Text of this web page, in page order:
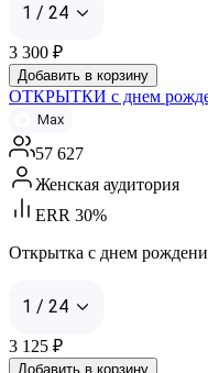
1 / 24
3 300 ₽
Добавить в корзину
ОТКРЫТКИ с днем
Max
57 627
Женская аудитория
ERR 30%
Открытка с днем
1 / 24
3 125 ₽
Добавить в корзину